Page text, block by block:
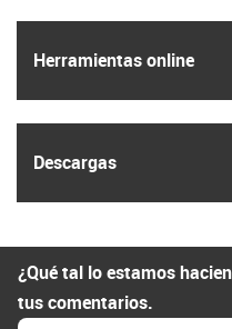
Herramientas online
Descargas
¿Qué tal lo estamos
tus comentarios.